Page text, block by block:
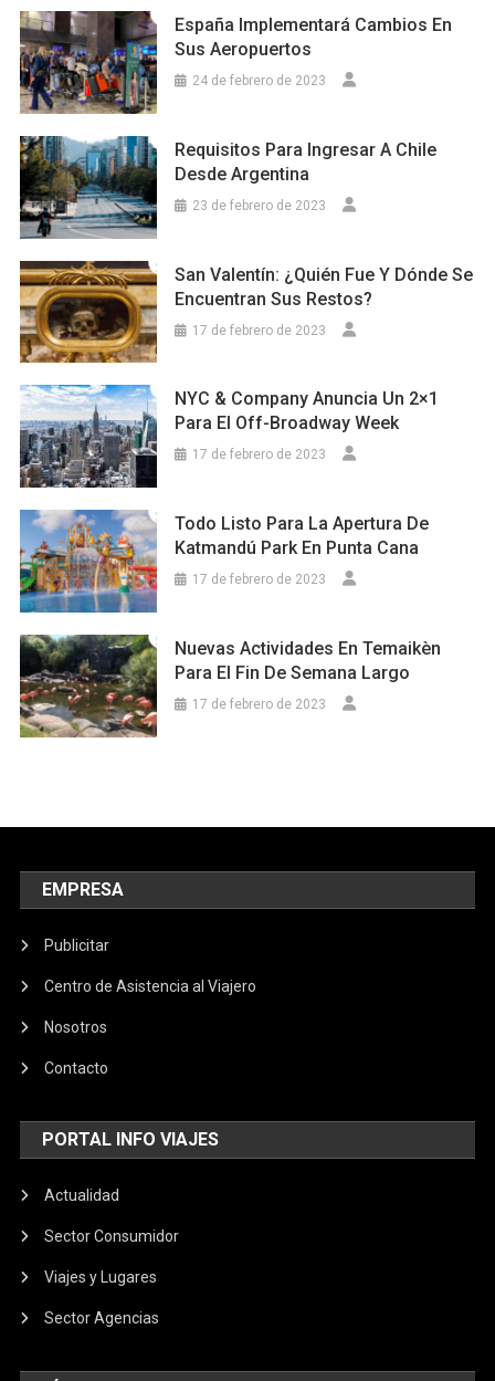
España Implementará Cambios En
Sus Aeropuertos
24 de febrero de 2023
Requisitos Para Ingresar A Chile
Desde Argentina
23 de febrero de 2023
San Valentín: ¿Quién Fue Y Dónde Se
Encuentran Sus Restos?
17 de febrero de 2023
NYC & Company Anuncia Un 2×1
Para El Off-Broadway Week
17 de febrero de 2023
Todo Listo Para La Apertura De
Katmandú Park En Punta Cana
17 de febrero de 2023
Nuevas Actividades En Temaikèn
Para El Fin De Semana Largo
17 de febrero de 2023
EMPRESA
Publicitar
Centro de Asistencia al Viajero
Nosotros
Contacto
PORTAL INFO VIAJES
Actualidad
Sector Consumidor
Viajes y Lugares
Sector Agencias